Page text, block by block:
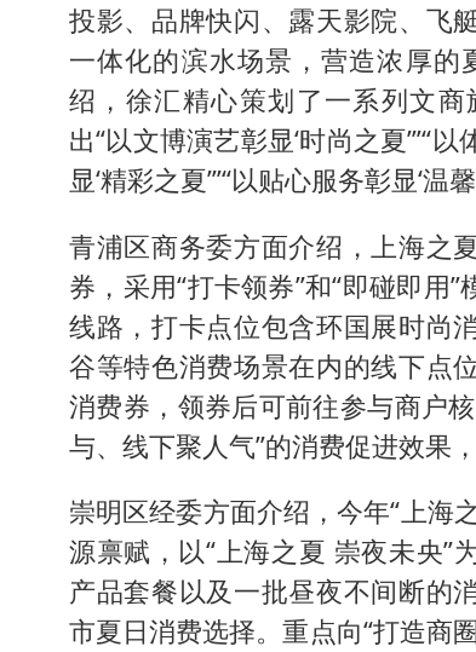
投影、品牌快闪、露天影院、飞
一体化的滨水场景，营造浓厚的
绍，徐汇精心策划了一系列文
出“以文博演艺彰显‘时尚之夏’”“
显‘精彩之夏’”“以贴心服务彰显‘温
青浦区商务委方面介绍，上海之
券，采用“打卡领券”和“即碰即用
线路，打卡点位包含环国展时尚
谷等特色消费场景在内的线下点
消费券，领券后可前往参与商户
与、线下聚人气”的消费促进效果
崇明区经委方面介绍，今年“上海
源禀赋，以“上海之夏 崇夜未央”
产品套餐以及一批昼夜不间断的
市夏日消费选择。重点向“打造商